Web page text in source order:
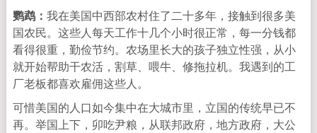
鹦鹉： 我在美国中西部农村住了二十多年，接触到很多美
国农民。这些人每天工作十几个小时很正常，每一分钱都
看得很重，勤俭节约。农场里长大的孩子独立性强，从小
就开始帮助干农活，割草、喂牛、修拖拉机。我遇到的工
厂老板都喜欢雇佣这些人。
可惜美国的人口如今集中在大城市里，立国的传统早已不
再。举国上下，卯吃尹粮，从联邦政府，地方政府，大公